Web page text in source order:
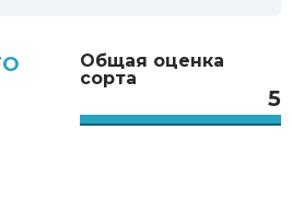
Общая оценка
сорта
5